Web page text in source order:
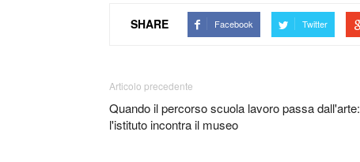
SHARE Facebook Twitter
Articolo precedente
Quando il percorso scuola lavoro passa dall'arte:
l'istituto incontra il museo